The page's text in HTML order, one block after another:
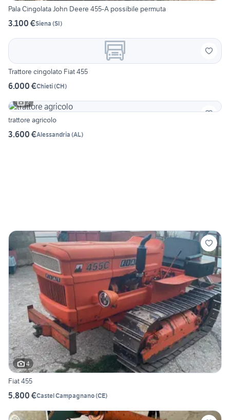
Pala Cingolata John Deere 455-A possibile permuta
3.100 €Siena (SI)
Trattore cingolato Fiat 455
6.000 €Chieti(CH)
2
trattore agricolo
3.600 €Alessandria (AL)
4
Fiat 455
5.800 €Castel Campagnano(CE)